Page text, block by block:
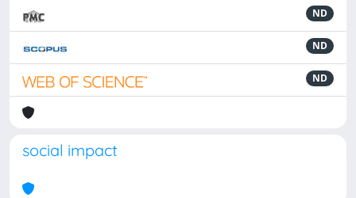
ND
ND
ND
social impact